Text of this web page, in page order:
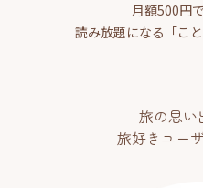
月額500円
読み放題になる「こ
旅の思い
旅好きユー